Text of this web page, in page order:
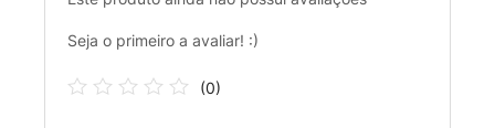
Seja o primeiro a avaliar! :)
(0)